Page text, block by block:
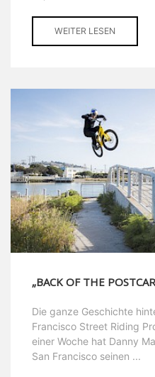
WEITER LESEN
„BACK OF THE
Die ganze Geschichte
Francisco Street Riding
einer Woche hat Danny
San Francisco seinen ...